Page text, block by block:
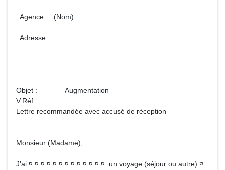
Agence ... (Nom)
Adresse
Objet : Augmentation
V.Réf. : ...
Lettre recommandée avec accusé de réception
Monsieur (Madame),
J'ai ¤ ¤ ¤ ¤ ¤ ¤ ¤ ¤ ¤ ¤ ¤ ¤ ¤ un voyage (séjour ou autre) ¤